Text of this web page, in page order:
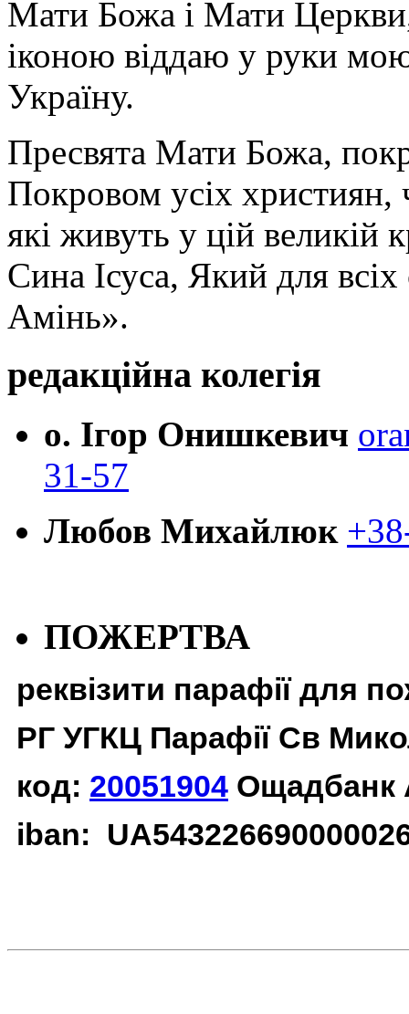
Мати Божа і Мати
іконою віддаю у руки
Україну.
Пресвята Мати Божа,
Покровом усіх християн,
які живуть у цій великій
Сина Ісуса, Який для
Амінь».
редакційна колегія
о. Ігор Онишкевич
31-57
Любов Михайлюк
ПОЖЕРТВА
реквізити парафії для
РГ УГКЦ Парафії Св
код: 20051904 Ощадбанк
iban: